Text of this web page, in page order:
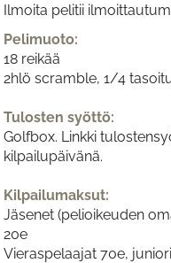
Ilmoita pelitii
Pelimuoto:
18 reikää
2hlö scramble, 1/4
Tulosten syöttö:
Golfbox. Linkki
kilpailupäivänä.
Kilpailumaksut:
Jäsenet (pelioikeuden
20e
Vieraspelaajat 70e,